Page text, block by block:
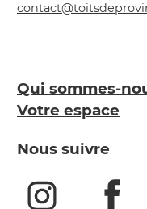
Qui sommes-
Votre espace
Nous suivre